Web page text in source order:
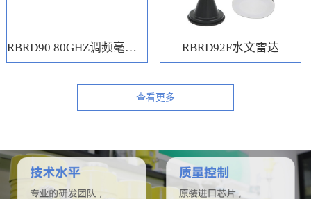
RBRD90 80GHZ调频毫米波水位计 RBRD92F水文雷达
查看更多